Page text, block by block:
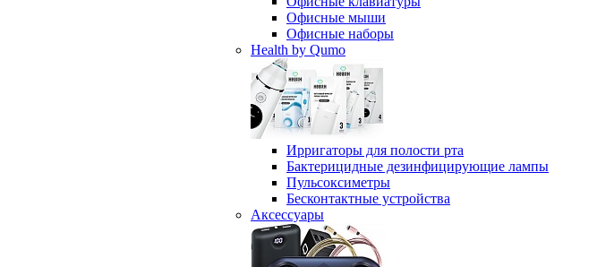
Офисные мыши
Офисные наборы
Health by Qumo
Ирригаторы для полости рта
Бактерицидные дезинфицирующие лампы
Пульсоксиметры
Бесконтактные устройства
Аксессуары